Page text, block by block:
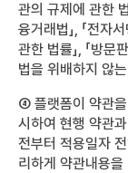
관의 규제에 관한 법
융거래법」, 「전자
관한 법률」, 「방문
법을 위배하지 않
④ 플랫폼이 약관
시하여 현행 약관
전부터 적용일자
리하게 약관내용